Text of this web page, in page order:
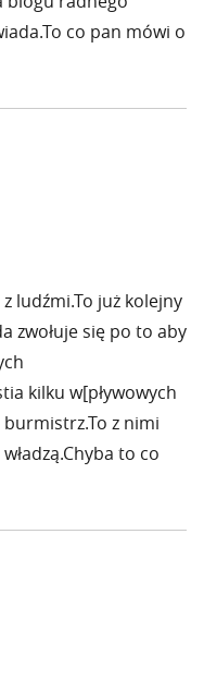
co pan mówi o
ludźmi.To już kolejny
zwołuje się po to aby
kilku w[pływowych
z nimi
to co